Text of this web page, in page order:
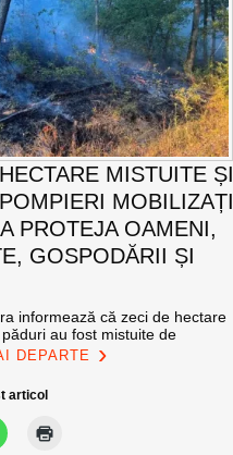
MISTUITE ȘI
MOBILIZAȚI
PROTEJA OAMENI,
GOSPODĂRII ȘI
informează că zeci de hectare
au fost mistuite de
DEPARTE
articol